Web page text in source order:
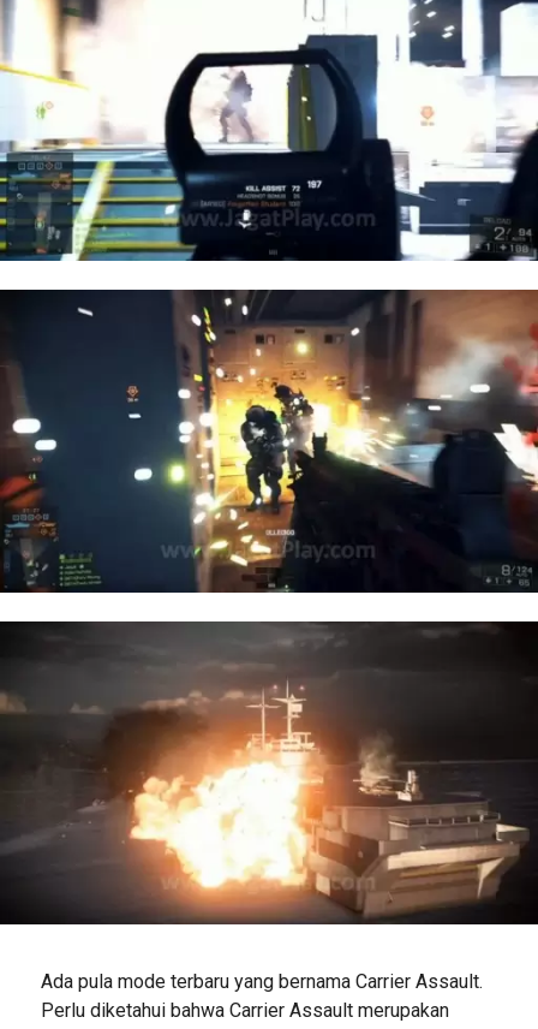
Ada pula mode terbaru yang bernama Carrier Assault.
Perlu diketahui bahwa Carrier Assault merupakan